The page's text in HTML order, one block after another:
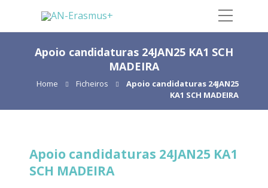
Apoio candidaturas 24JAN25 KA1 SCH
MADEIRA
Home Ficheiros
Apoio candidaturas 24JAN25
KA1 SCH MADEIRA
Apoio candidaturas 24JAN25 KA1
SCH MADEIRA